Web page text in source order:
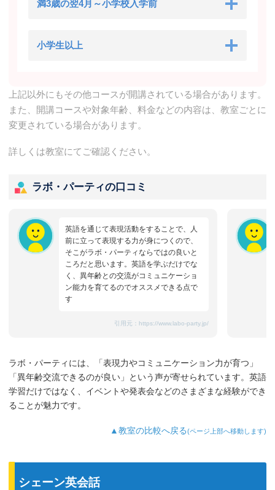
満3歳の翌4月～小学校入学前
小学生以上
上記以外にもその他コースが開講されている場合があります。
また、開講コースや対象年齢、料金などの内容は、教室ごとに
変更されている場合があります。
詳しくは教室にてご確認ください。
ラボ・パーティの口コミ
英語を通じて表現活動をすることで、人
前に立って表現する力が身につくので、
そこがラボ・パーティならではの良いと
ころだと思います。英語を学ぶだけでな
く、異年齢との交流がコミュニケーショ
ン能力を育てるのでオススメできる点で
す
引用元： https://www.labo-party.jp/
ラボ・パーティには、「表現力やコミュニケーション力が育つ」
「異年齢交流できるのが良い」という声が寄せられています。英語
学習だけではなく、イベントや発表会などのさまざまな経験ができ
ることが魅力です。
▲教室の比較へ戻る(ページ上部へ移動します)
シェーン英会話